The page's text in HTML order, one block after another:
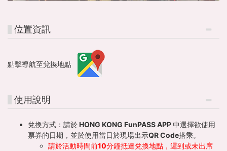
位置資訊
點擊導航至兌換地點
使用說明
兌換方式：請於 HONG KONG FunPASS APP 中選擇欲使用
票券的日期，並於使用當日於現場出示QR Code搭乘。
請於活動時間前10分鐘抵達兌換地點， 遲到或未出席